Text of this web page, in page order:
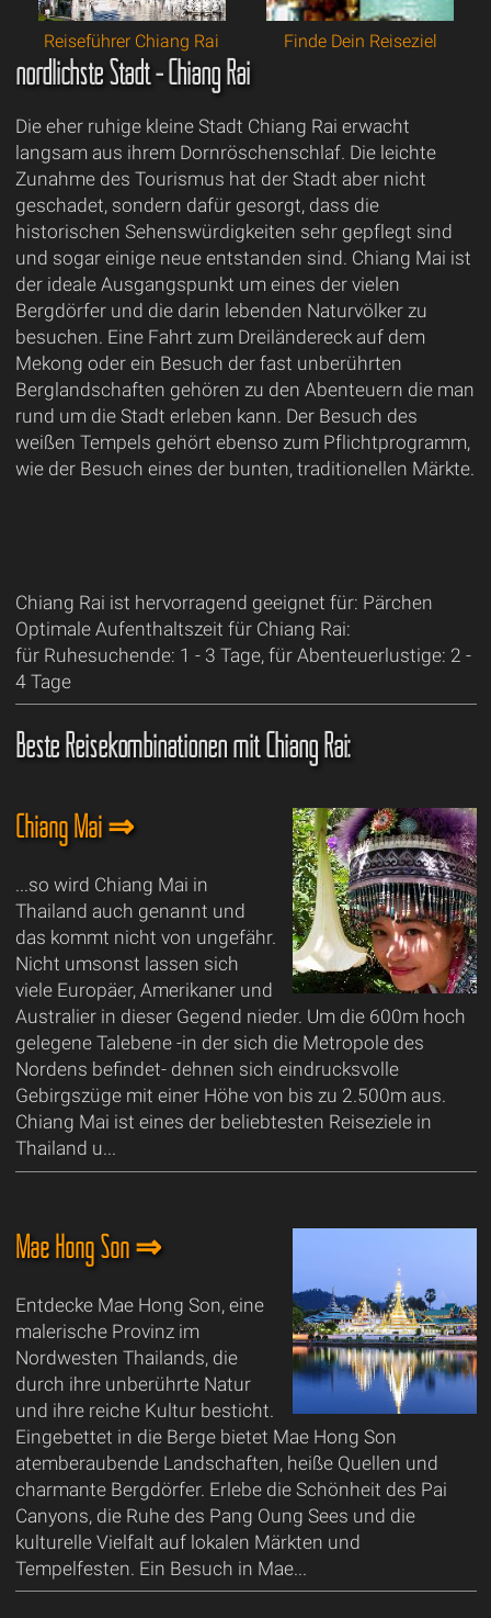
Reiseführer Chiang Rai Finde Dein Reiseziel
nördlichste Stadt - Chiang Rai
Die eher ruhige kleine Stadt Chiang Rai erwacht
langsam aus ihrem Dornröschenschlaf. Die leichte
Zunahme des Tourismus hat der Stadt aber nicht
geschadet, sondern dafür gesorgt, dass die
historischen Sehenswürdigkeiten sehr gepflegt sind
und sogar einige neue entstanden sind. Chiang Mai ist
der ideale Ausgangspunkt um eines der vielen
Bergdörfer und die darin lebenden Naturvölker zu
besuchen. Eine Fahrt zum Dreiländereck auf dem
Mekong oder ein Besuch der fast unberührten
Berglandschaften gehören zu den Abenteuern die man
rund um die Stadt erleben kann. Der Besuch des
weißen Tempels gehört ebenso zum Pflichtprogramm,
wie der Besuch eines der bunten, traditionellen Märkte.
Chiang Rai ist hervorragend geeignet für: Pärchen
Optimale Aufenthaltszeit für Chiang Rai:
für Ruhesuchende: 1 - 3 Tage, für Abenteuerlustige: 2 -
4 Tage
Beste Reisekombinationen mit Chiang Rai:
Chiang Mai ⇒
...so wird Chiang Mai in
Thailand auch genannt und
das kommt nicht von ungefähr.
Nicht umsonst lassen sich
viele Europäer, Amerikaner und
Australier in dieser Gegend nieder. Um die 600m hoch
gelegene Talebene -in der sich die Metropole des
Nordens befindet- dehnen sich eindrucksvolle
Gebirgszüge mit einer Höhe von bis zu 2.500m aus.
Chiang Mai ist eines der beliebtesten Reiseziele in
Thailand u...
Mae Hong Son ⇒
Entdecke Mae Hong Son, eine
malerische Provinz im
Nordwesten Thailands, die
durch ihre unberührte Natur
und ihre reiche Kultur besticht.
Eingebettet in die Berge bietet Mae Hong Son
atemberaubende Landschaften, heiße Quellen und
charmante Bergdörfer. Erlebe die Schönheit des Pai
Canyons, die Ruhe des Pang Oung Sees und die
kulturelle Vielfalt auf lokalen Märkten und
Tempelfesten. Ein Besuch in Mae...